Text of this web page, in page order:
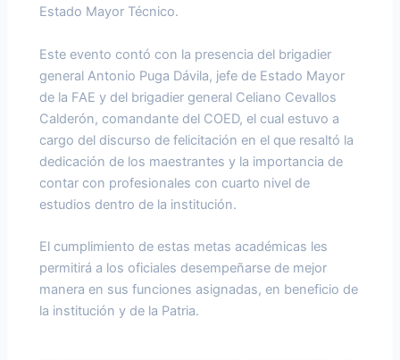
Estado Mayor Técnico.
Este evento contó con la presencia del brigadier
general Antonio Puga Dávila, jefe de Estado Mayor
de la FAE y del brigadier general Celiano Cevallos
Calderón, comandante del COED, el cual estuvo a
cargo del discurso de felicitación en el que resaltó la
dedicación de los maestrantes y la importancia de
contar con profesionales con cuarto nivel de
estudios dentro de la institución.
El cumplimiento de estas metas académicas les
permitirá a los oficiales desempeñarse de mejor
manera en sus funciones asignadas, en beneficio de
la institución y de la Patria.